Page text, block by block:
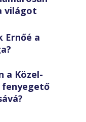
világot
Ernőé a
a Közel-